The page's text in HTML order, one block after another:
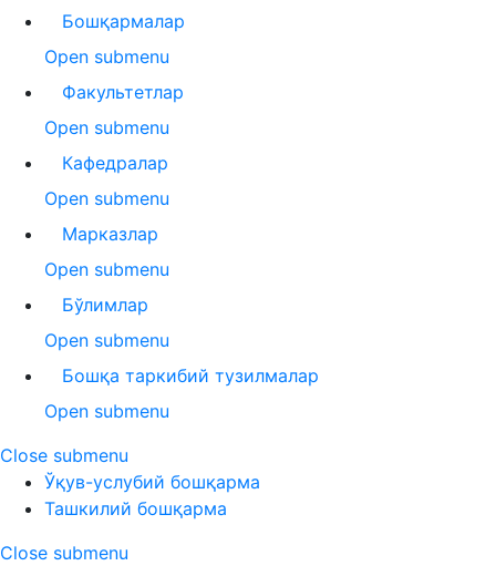
Бошқармалар
Open submenu
Факультетлар
Open submenu
Кафедралар
Open submenu
Марказлар
Open submenu
Бўлимлар
Open submenu
Бошқа таркибий тузилмалар
Open submenu
Close submenu
Ўқув-услубий бошқарма
Ташкилий бошқарма
Close submenu